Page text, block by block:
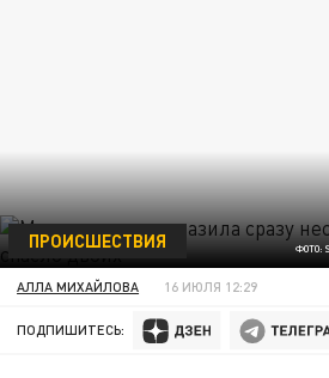
ФОТО:
ПРОИСШЕСТВИЯ
АЛЛА МИХАЙЛОВА 16 ИЮЛЯ 12:29
ПОДПИШИТЕСЬ: